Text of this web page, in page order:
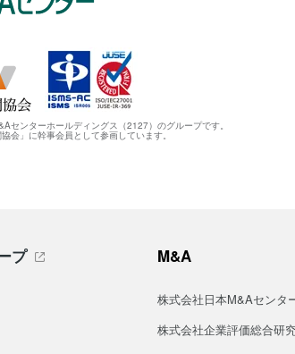
センターホールディングス（2127）のグループです。
会」に幹事会員として参画しています。
プ M&A
株式会社日本M&Aセンタ
株式会社企業評価総合研